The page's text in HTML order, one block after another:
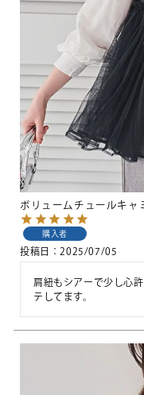
ボリュームチュールキャ
購入者
投稿日 2025/07/05
肩紐もシアーで少し心
テしてます。